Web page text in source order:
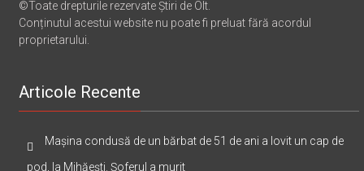
©Toate drepturile rezervate Știri de Olt.
Conținutul acestui website nu poate fi preluat fără acordul
proprietarului.
Articole Recente
Mașina condusă de un bărbat de 51 de ani a lovit un cap de
pod, la Mihăești. Șoferul a murit